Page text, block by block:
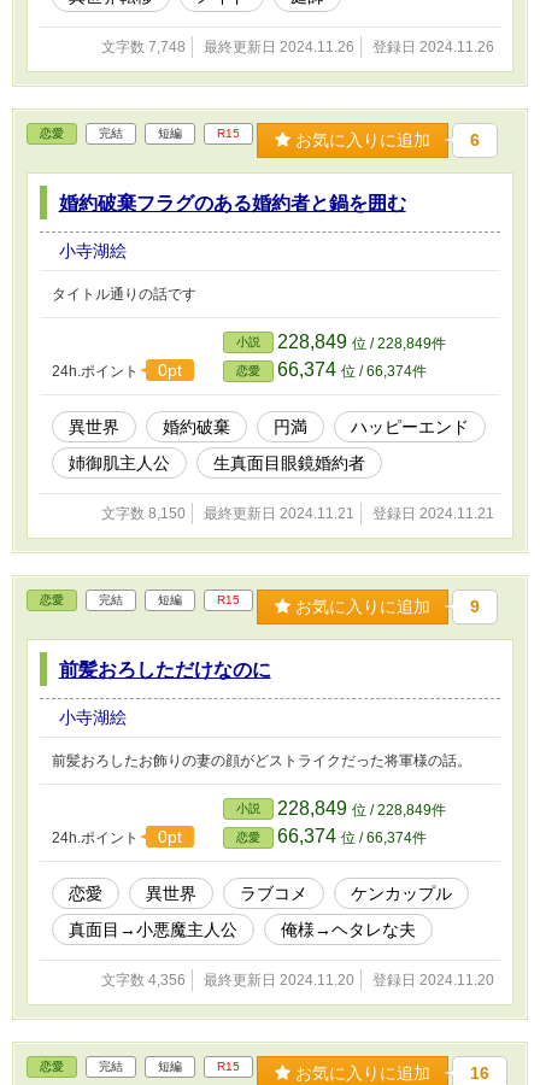
文字数 7,748 最終更新日 2024.11.26 登録日 2024.11.26
恋愛 完結 短編 R15 お気に入りに追加 6
婚約破棄フラグのある婚約者と鍋を囲む
小寺湖絵
タイトル通りの話です
24h.ポイント 0pt
小説 228,849 位 / 228,849件
恋愛 66,374 位 / 66,374件
異世界 婚約破棄 円満
ハッピーエンド
姉御肌主人公
生真面目眼鏡婚約者
文字数 8,150 最終更新日 2024.11.21 登録日 2024.11.21
恋愛 完結 短編 R15 お気に入りに追加 9
前髪おろしただけなのに
小寺湖絵
前髪おろしたお飾りの妻の顔がどストライクだった将軍様の話。
24h.ポイント 0pt
小説 228,849 位 / 228,849件
恋愛 66,374 位 / 66,374件
恋愛 異世界 ラブコメ
ケンカップル
真面目→小悪魔主人公
俺様→ヘタレな夫
文字数 4,356 最終更新日 2024.11.20 登録日 2024.11.20
恋愛 完結 短編 R15 お気に入りに追加 16